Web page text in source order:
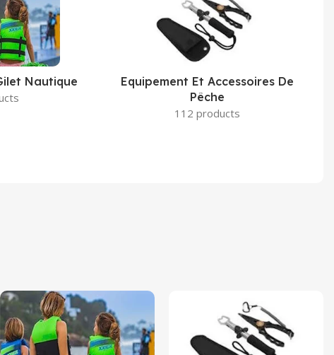
Nautique
Equipement Et Accessoires De
Pêche
112 products